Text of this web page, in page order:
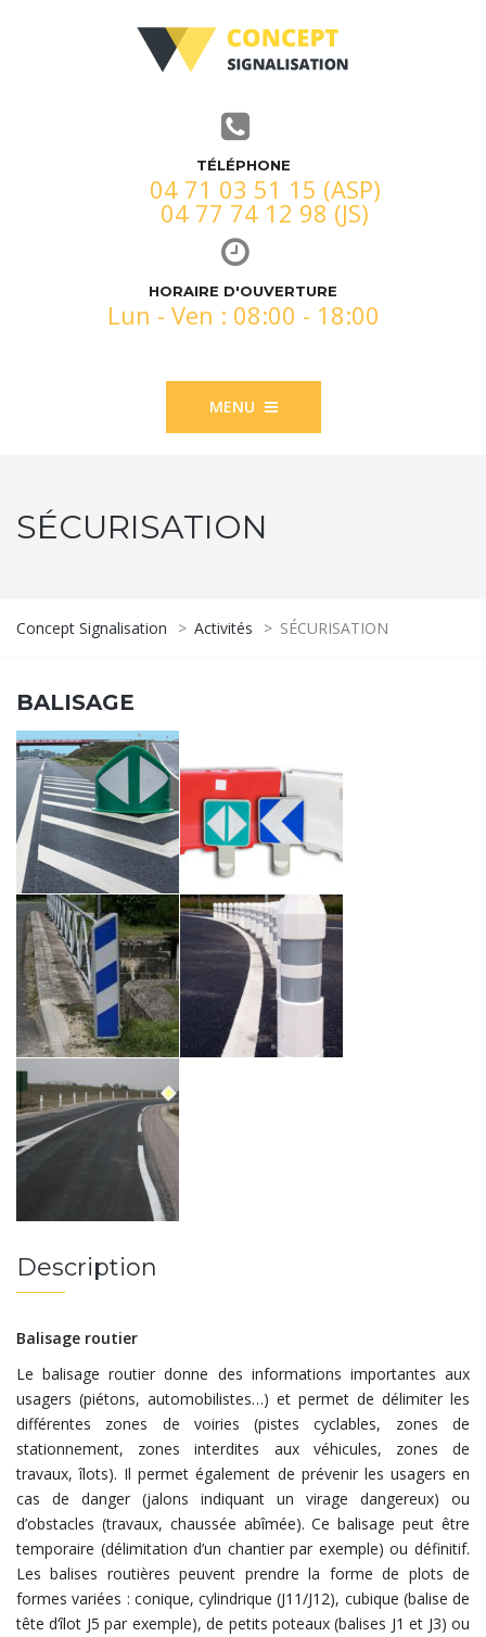
TÉLÉPHONE
04 71 03 51 15 (ASP)
04 77 74 12 98 (JS)
HORAIRE D'OUVERTURE
Lun - Ven : 08:00 - 18:00
MENU
SÉCURISATION
Concept Signalisation > Activités > SÉCURISATION
BALISAGE
Description
Balisage routier
Le balisage routier donne des informations importantes aux
usagers (piétons, automobilistes…) et permet de délimiter les
différentes zones de voiries (pistes cyclables, zones de
stationnement, zones interdites aux véhicules, zones de
travaux, îlots). Il permet également de prévenir les usagers en
cas de danger (jalons indiquant un virage dangereux) ou
d’obstacles (travaux, chaussée abîmée). Ce balisage peut être
temporaire (délimitation d’un chantier par exemple) ou définitif.
Les balises routières peuvent prendre la forme de plots de
formes variées : conique, cylindrique (J11/J12), cubique (balise de
tête d‘îlot J5 par exemple), de petits poteaux (balises J1 et J3) ou